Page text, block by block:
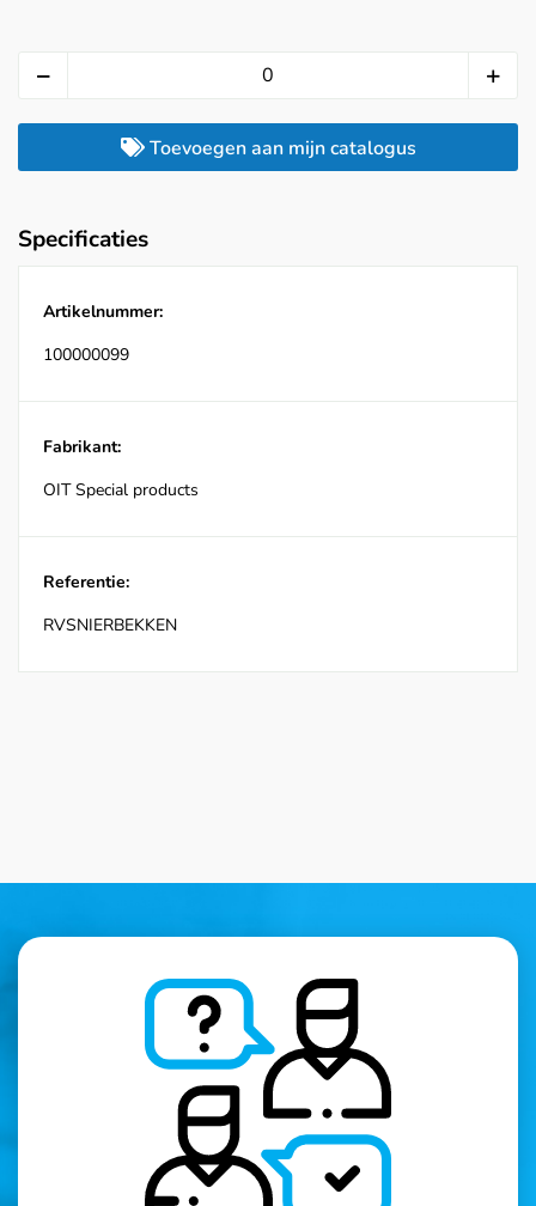
Toevoegen aan mijn catalogus
Specificaties
Artikelnummer:
100000099
Fabrikant:
OIT Special products
Referentie:
RVSNIERBEKKEN